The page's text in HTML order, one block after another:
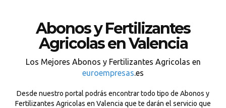
Abonos y Fertilizantes
Agricolas en Valencia
Los Mejores Abonos y Fertilizantes Agricolas en
euroempresas.es
Desde nuestro portal podrás encontrar todo tipo de Abonos y
Fertilizantes Agricolas en Valencia que te darán el servicio que